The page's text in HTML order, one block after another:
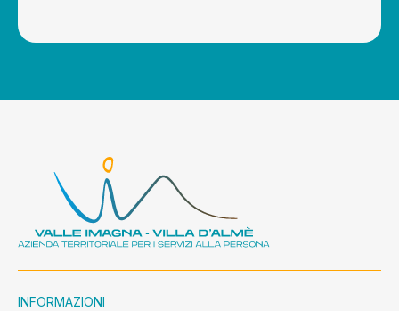
INFORMAZIONI